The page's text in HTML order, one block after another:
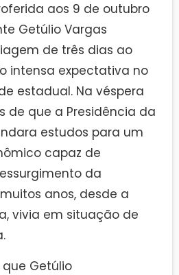
aos 9 de outubro
Getúlio Vargas
de três dias ao
intensa expectativa no
estadual. Na véspera
de que a Presidência da
estudos para um
capaz de
da
anos, desde a
vivia em situação de
Getúlio